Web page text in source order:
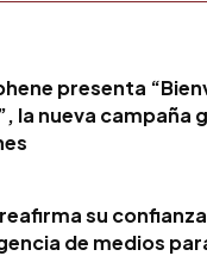
presenta
la nueva campaña
su
de medios